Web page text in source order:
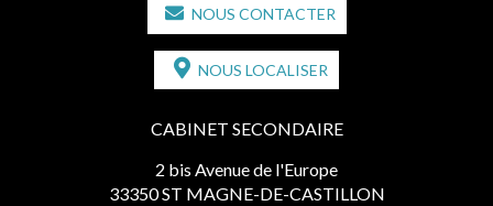
NOUS CONTACTER
NOUS LOCALISER
CABINET SECONDAIRE
2 bis Avenue de l'Europe
33350 ST MAGNE-DE-CASTILLON